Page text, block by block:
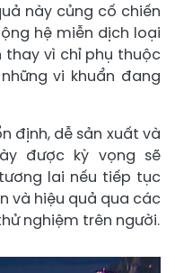
này củng cố chiến
hệ miễn dịch loại
thay vì chỉ phụ thuộc
vi khuẩn đang
định, dễ sản xuất và
được kỳ vọng sẽ
lai nếu tiếp tục
và hiệu quả qua các
nghiệm trên người.